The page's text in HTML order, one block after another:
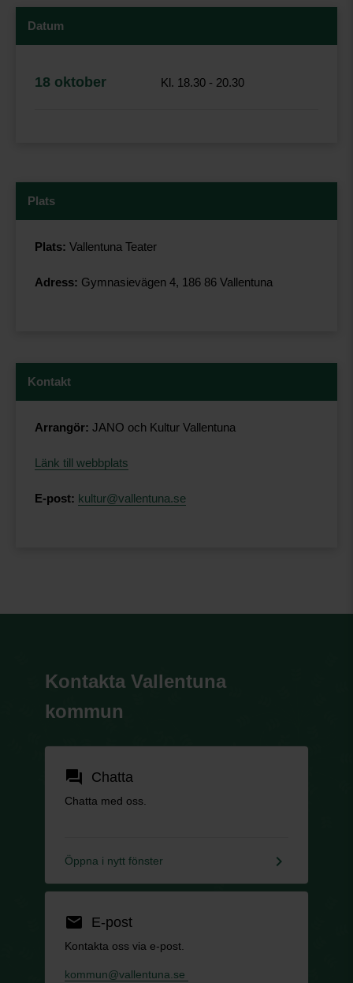
Datum
18 oktober Kl. 18.30 - 20.30
Plats
Plats: Vallentuna Teater
Adress: Gymnasievägen 4, 186 86 Vallentuna
Kontakt
Arrangör: JANO och Kultur Vallentuna
Länk till webbplats
E-post: kultur@vallentuna.se
Kontakta Vallentuna
kommun
forum Chatta
Chatta med oss.
Öppna i nytt fönster keyboard_arrow_right
email E-post
Kontakta oss via e-post.
kommun@vallentuna.se